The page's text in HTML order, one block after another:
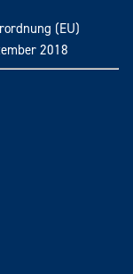
(EU)
2018